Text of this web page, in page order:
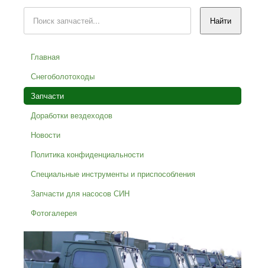
Главная
Снегоболотоходы
Запчасти
Доработки вездеходов
Новости
Политика конфиденциальности
Специальные инструменты и приспособления
Запчасти для насосов СИН
Фотогалерея